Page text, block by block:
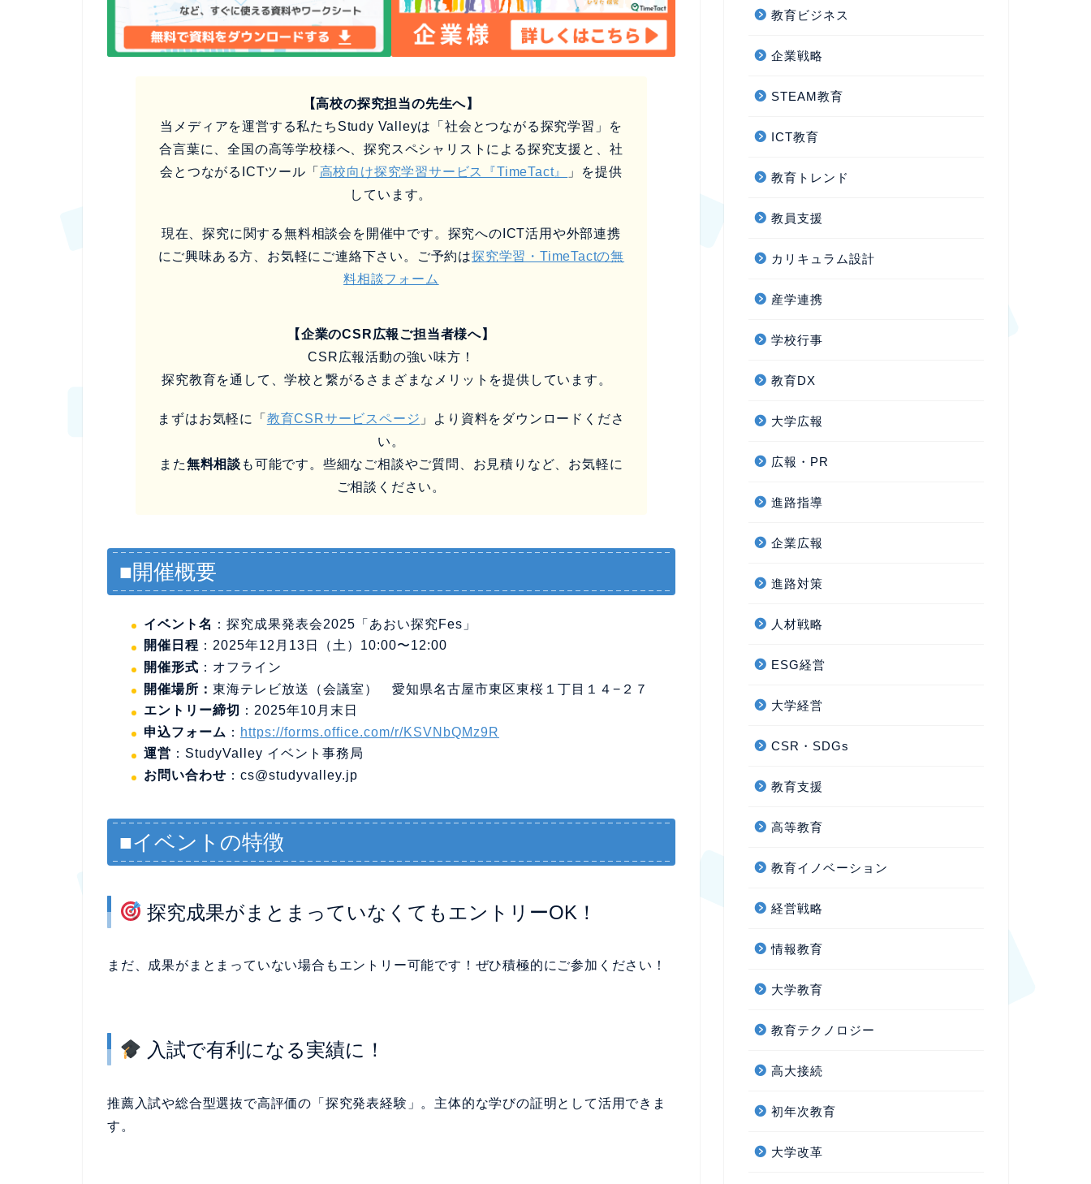
【高校の探究担当の先生へ】
当メディアを運営する私たちStudy Valleyは「社会とつながる探究学習」を
合言葉に、全国の高等学校様へ、探究スペシャリストによる探究支援と、社
会とつながるICTツール「 高校向け探究学習サービス『TimeTact』
」を提供
しています。
現在、探究に関する無料相談会を開催中です。探究へのICT活用や外部連携
にご興味ある方、お気軽にご連絡下さい。ご予約は探究学習・TimeTactの無
料相談フォーム
【企業のCSR広報ご担当者様へ】
CSR広報活動の強い味方！
探究教育を通して、学校と繋がるさまざまなメリットを提供しています。
まずはお気軽に「 教育CSRサービスページ 」より資料をダウンロードくださ
い。
また無料相談 も可能です。些細なご相談やご質問、お見積りなど、お気軽に
ご相談ください。
■開催概要
イベント名 ：探究成果発表会2025「あおい探究Fes」
開催日程 ：2025年12月13日（土）10:00〜12:00
開催形式 ：オフライン
開催場所： 東海テレビ放送（会議室） 愛知県名古屋市東区東桜１丁目１４−２７
エントリー締切 ：2025年10月末日
申込フォーム ： https://forms.office.com/r/KSVNbQMz9R
運営 ：StudyValley イベント事務局
お問い合わせ ：cs@studyvalley.jp
■イベントの特徴
探究成果がまとまっていなくてもエントリーOK！
まだ、成果がまとまっていない場合もエントリー可能です！ぜひ積極的にご参加ください！
入試で有利になる実績に！
推薦入試や総合型選抜で高評価の「探究発表経験」。主体的な学びの証明として活用できま
す。
教育ビジネス
企業戦略
STEAM教育
ICT教育
教育トレンド
教員支援
カリキュラム設計
産学連携
学校行事
教育DX
大学広報
広報・PR
進路指導
企業広報
進路対策
人材戦略
ESG経営
大学経営
CSR・SDGs
教育支援
高等教育
教育イノベーション
経営戦略
情報教育
大学教育
教育テクノロジー
高大接続
初年次教育
大学改革